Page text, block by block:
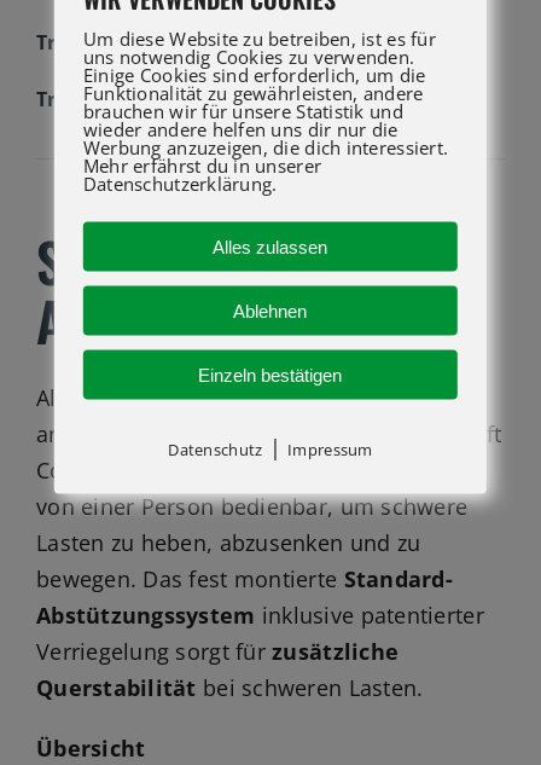
Transportbreite 0.80 m
Transporthöhe 2.18 m
SLC-18 KAUFEN BEI
ATG LIFT GMBH
Als ideales Gerät für Bauunternehmen und
andere Dienstleister ist der Genie® Superlift
Contractor®
Materiallift bequem
von einer Person bedienbar, um schwere
Lasten zu heben, abzusenken und zu
bewegen. Das fest montierte Standard-
Abstützungssystem inklusive patentierter
Verriegelung sorgt fürzusätzliche
Querstabilität bei schweren Lasten.
Übersicht
Um diese Website zu betreiben, ist es für
uns notwendig Cookies zu verwenden.
Einige Cookies sind erforderlich, um die
Funktionalität zu gewährleisten, andere
brauchen wir für unsere Statistik und
wieder andere helfen uns dir nur die
Werbung anzuzeigen, die dich interessiert.
Mehr erfährst du in unserer
Datenschutzerklärung.
Alles zulassen
Ablehnen
Einzeln bestätigen
Datenschutz | Impressum